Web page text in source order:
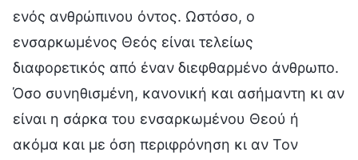
ενός ανθρώπινου όντος. Ωστόσο, ο
ενσαρκωμένος Θεός είναι τελείως
διαφορετικός από έναν διεφθαρμένο άνθρωπο.
Όσο συνηθισμένη, κανονική και ασήμαντη κι αν
είναι η σάρκα του ενσαρκωμένου Θεού ή
ακόμα και με όση περιφρόνηση κι αν Τον